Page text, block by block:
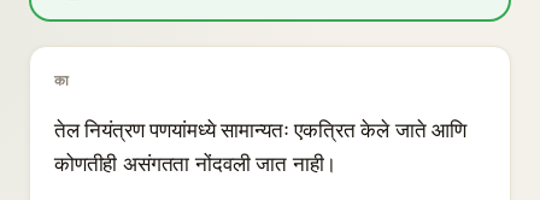
का
तेल नियंत्रण पणयांमध्ये सामान्यतः एकत्रित केले जाते आणि
कोणतीही असंगतता नोंदवली जात नाही।